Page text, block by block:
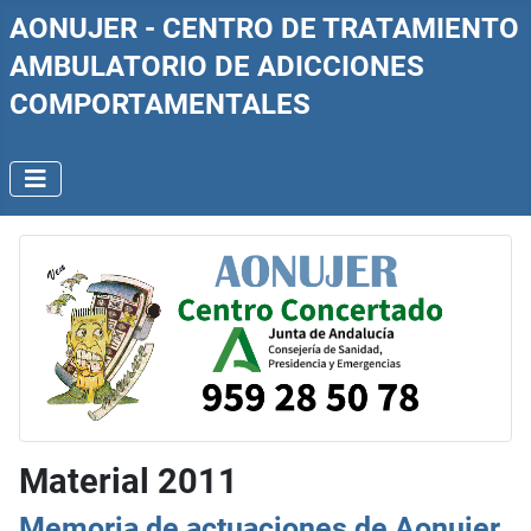
AONUJER - CENTRO DE TRATAMIENTO
AMBULATORIO DE ADICCIONES
COMPORTAMENTALES
Material 2011